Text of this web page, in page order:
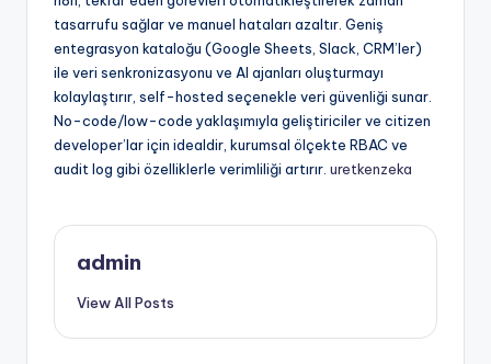
tasarrufu sağlar ve manuel hataları azaltır. Geniş
entegrasyon kataloğu (Google Sheets, Slack, CRM’ler)
ile veri senkronizasyonu ve AI ajanları oluşturmayı
kolaylaştırır, self-hosted seçenekle veri güvenliği sunar.
No-code/low-code yaklaşımıyla geliştiriciler ve citizen
developer’lar için idealdir, kurumsal ölçekte RBAC ve
audit log gibi özelliklerle verimliliği artırır. uretkenzeka
admin
View All Posts